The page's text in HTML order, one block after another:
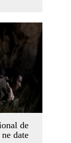
de
date